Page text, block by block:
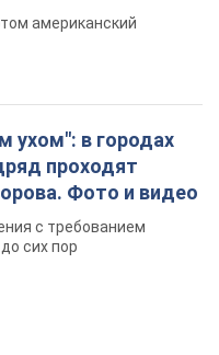
американский
ухом": в городах
проходят
Фото и видео
с требованием
сих пор